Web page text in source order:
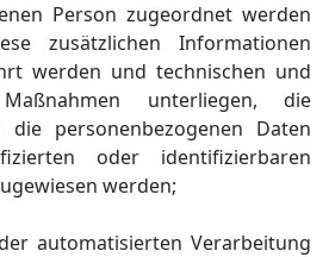
Person zugeordnet werden
zusätzlichen Informationen
werden und technischen und
unterliegen, die
die personenbezogenen Daten
oder identifizierbaren
werden;
automatisierten Verarbeitung